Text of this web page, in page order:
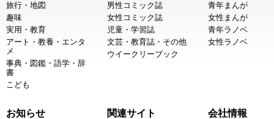
旅行・地図
趣味
実用・教育
アート・教養・エンタ
メ
事典・図鑑・語学・辞
書
こども
男性コミック誌
女性コミック誌
児童・学習誌
文芸・教育誌・その他
ウイークリーブック
青年まんが
女性まんが
青年ラノベ
女性ラノベ
お知らせ 関連サイト 会社情報